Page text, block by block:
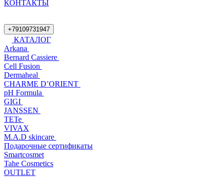
КОНТАКТЫ
+79109731947
КАТАЛОГ
Arkana
Bernard Cassiere
Cell Fusion
Dermaheal
CHARME D’ORIENT
pH Formula
GIGI
JANSSEN
TETe
VIVAX
M.A.D skincare
Подарочные сертификаты
Smartcosmet
Tahe Cosmetics
OUTLET